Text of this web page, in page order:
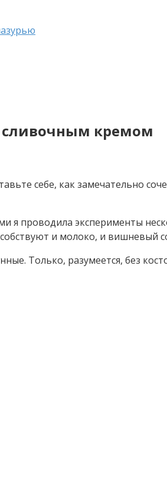
сливочным кремом
себе, как замечательно
я проводила эксперименты
и молоко, и вишневый
Только, разумеется, без